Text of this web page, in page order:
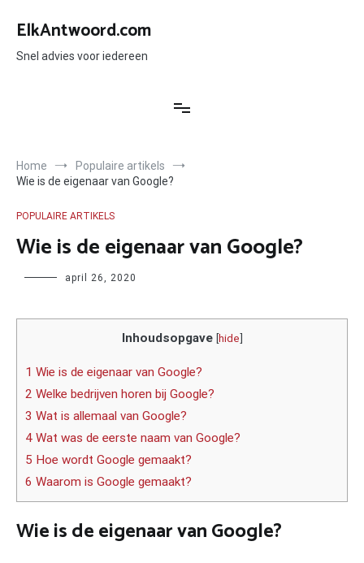
naar
inhoud
ElkAntwoord.com
Snel advies voor iedereen
Home
Populaire artikels
Wie is de eigenaar van Google?
POPULAIRE ARTIKELS
Wie is de eigenaar van Google?
Author april 26, 2020
Inhoudsopgave [hide]
1 Wie is de eigenaar van Google?
2 Welke bedrijven horen bij Google?
3 Wat is allemaal van Google?
4 Wat was de eerste naam van Google?
5 Hoe wordt Google gemaakt?
6 Waarom is Google gemaakt?
Wie is de eigenaar van Google?